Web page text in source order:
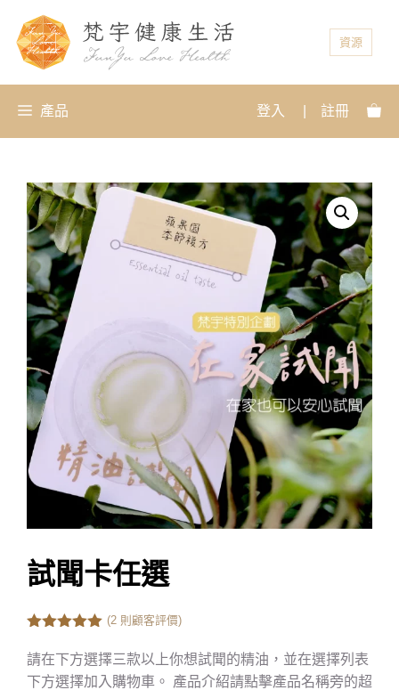
資源
產品 登入 註冊
試聞卡任選
5
(2 則顧客評價)
請在下方選擇三款以上你想試聞的精油，並在選擇列表
下方選擇加入購物車。 產品介紹請點擊產品名稱旁的超